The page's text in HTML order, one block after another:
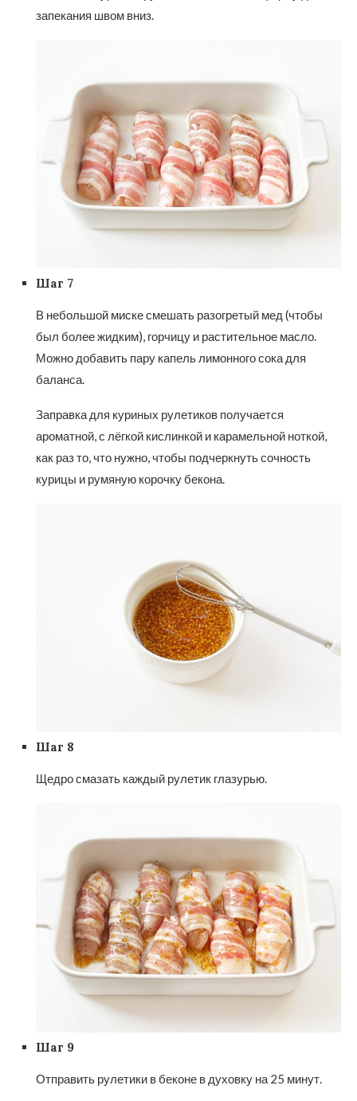
запекания швом вниз.
Шаг 7
В небольшой миске смешать разогретый мед (чтобы
был более жидким), горчицу и растительное масло.
Можно добавить пару капель лимонного сока для
баланса.
Заправка для куриных рулетиков получается
ароматной, с лёгкой кислинкой и карамельной ноткой,
как раз то, что нужно, чтобы подчеркнуть сочность
курицы и румяную корочку бекона.
Шаг 8
Щедро смазать каждый рулетик глазурью.
Шаг 9
Отправить рулетики в беконе в духовку на 25 минут.